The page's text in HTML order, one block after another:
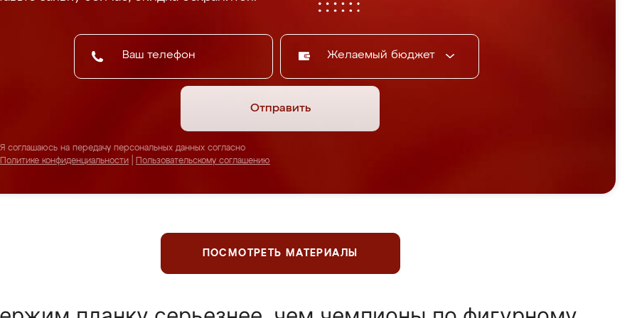
Желаемый бюджет
Отправить
Я соглашаюсь на передачу персональных данных согласно
Политике конфиденциальности
Пользовательскому соглашению
ПОСМОТРЕТЬ МАТЕРИАЛЫ